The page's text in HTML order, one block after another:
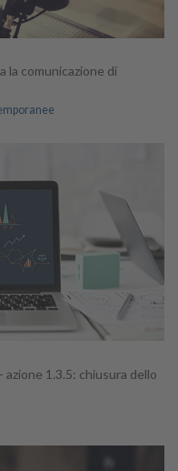
la comunicazione di
1.3.5: chiusura dello